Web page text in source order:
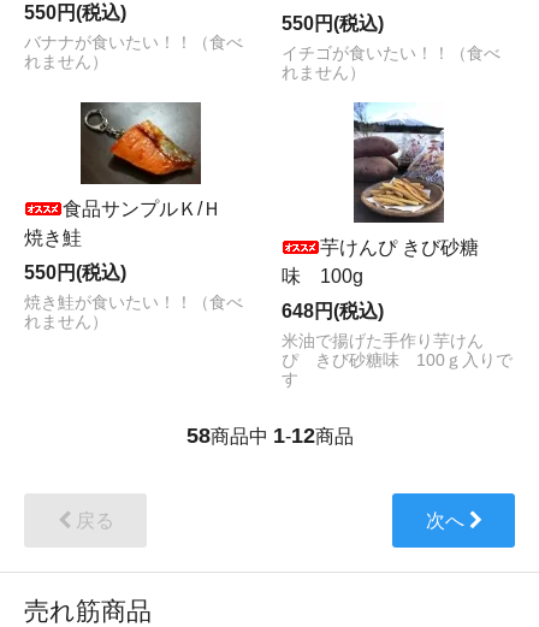
550円(税込)
バナナが食いたい！！（食べ
れません）
550円(税込)
イチゴが食いたい！！（食べ
れません）
食品サンプルＫ/Ｈ
焼き鮭
550円(税込)
焼き鮭が食いたい！！（食べ
れません）
芋けんぴ きび砂糖
味 100g
648円(税込)
米油で揚げた手作り芋けん
ぴ きび砂糖味 100ｇ入りで
す
58商品中 1-12商品
戻る 次へ
売れ筋商品